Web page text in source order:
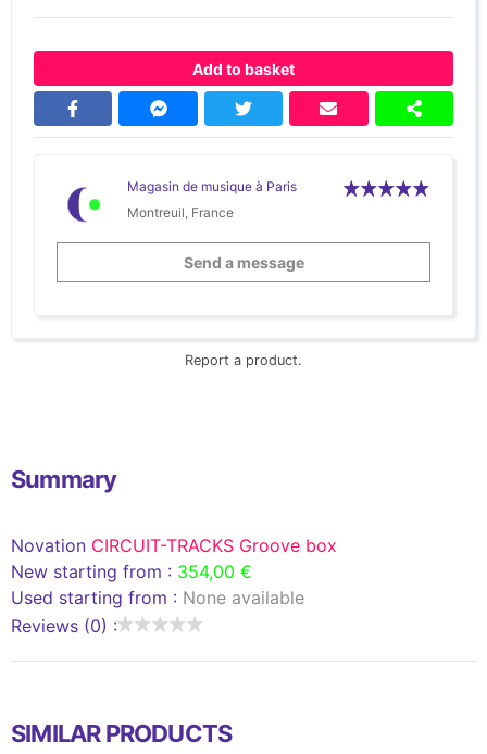
Add to basket
Magasin de musique à Paris
Montreuil, France
Send a message
Report a product.
Summary
Novation CIRCUIT-TRACKS Groove box
New starting from : 354,00 €
Used starting from : None available
Reviews (0) :
SIMILAR PRODUCTS